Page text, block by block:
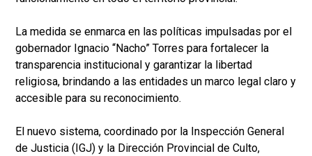
La medida se enmarca en las políticas impulsadas por el
gobernador Ignacio “Nacho” Torres para fortalecer la
transparencia institucional y garantizar la libertad
religiosa, brindando a las entidades un marco legal claro y
accesible para su reconocimiento.
El nuevo sistema, coordinado por la Inspección General
de Justicia (IGJ) y la Dirección Provincial de Culto,